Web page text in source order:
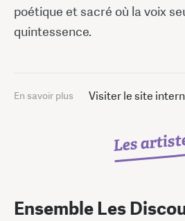
poétique et sacré où la voix
quintessence.
En savoir plus Visiter le site
Les
Ensemble Les